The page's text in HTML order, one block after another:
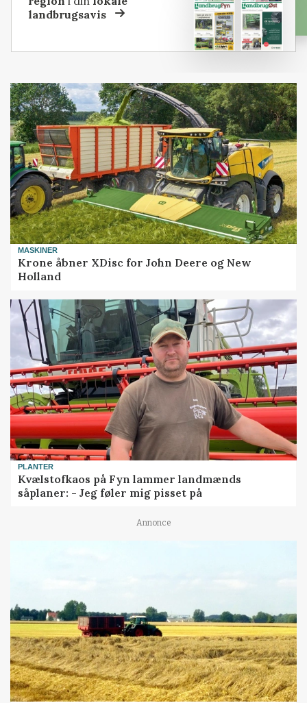
landbrugsavis
MASKINER
Krone åbner XDisc for John Deere og New
Holland
PLANTER
Kvælstofkaos på Fyn lammer landmænds
såplaner: - Jeg føler mig pisset på
Annonce